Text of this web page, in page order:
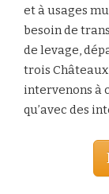
et à usages
besoin de
de levage,
trois
intervenons à
qu’avec des